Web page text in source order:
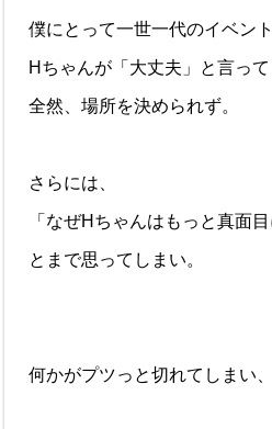
僕にとって一世一代のイベント
Hちゃんが「大丈夫」と言っ
全然、場所を決められず。
さらには、
「なぜHちゃんはもっと真面
とまで思ってしまい。
何かがプツっと切れてしまい、